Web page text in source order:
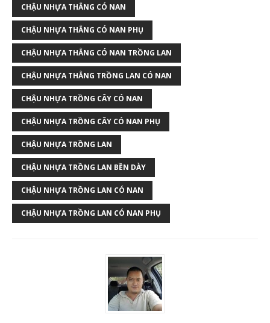
CHẬU NHỰA THẲNG CÓ NAN
CHẬU NHỰA THẲNG CÓ NAN PHỤ
CHẬU NHỰA THẲNG CÓ NAN TRỒNG LAN
CHẬU NHỰA THẲNG TRỒNG LAN CÓ NAN
CHẬU NHỰA TRỒNG CÂY CÓ NAN
CHẬU NHỰA TRỒNG CÂY CÓ NAN PHỤ
CHẬU NHỰA TRỒNG LAN
CHẬU NHỰA TRỒNG LAN BỀN DÀY
CHẬU NHỰA TRỒNG LAN CÓ NAN
CHẬU NHỰA TRỒNG LAN CÓ NAN PHỤ